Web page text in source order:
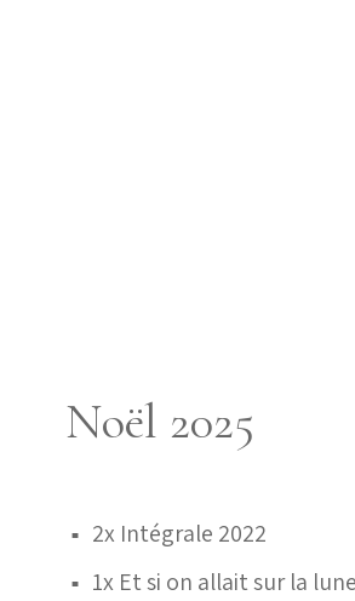
Noël 2025
■ 2x Intégrale 2022
■
1x Et si on allait sur la